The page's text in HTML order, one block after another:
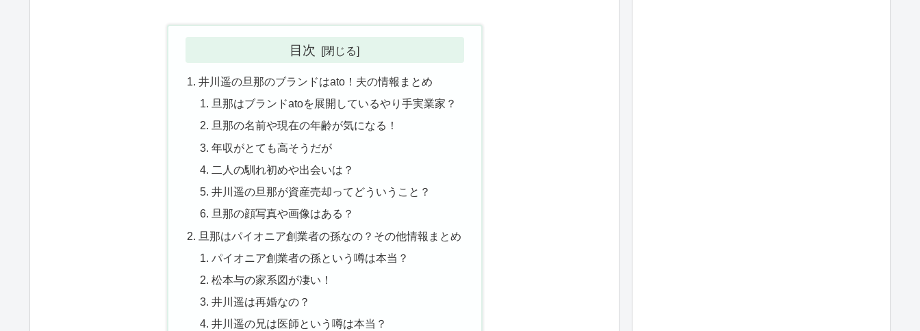
目次
井川遥の旦那のブランドはato！夫の情報まとめ
旦那はブランドatoを展開しているやり手実業家？
旦那の名前や現在の年齢が気になる！
年収がとても高そうだが
二人の馴れ初めや出会いは？
井川遥の旦那が資産売却ってどういうこと？
旦那の顔写真や画像はある？
旦那はパイオニア創業者の孫なの？その他情報まとめ
パイオニア創業者の孫という噂は本当？
松本与の家系図が凄い！
井川遥は再婚なの？
井川遥の兄は医師という噂は本当？